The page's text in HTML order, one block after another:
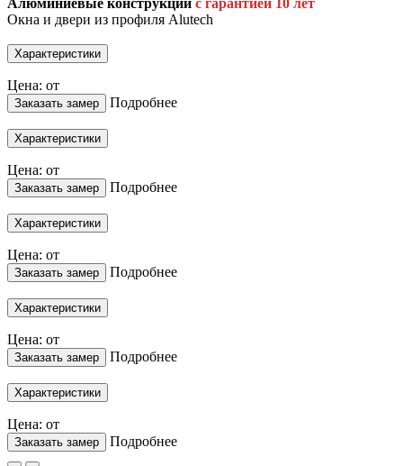
Окна и двери из профиля Alutech
Характеристики
Цена: от
Заказать замер Подробнее
Характеристики
Цена: от
Заказать замер Подробнее
Характеристики
Цена: от
Заказать замер Подробнее
Характеристики
Цена: от
Заказать замер Подробнее
Характеристики
Цена: от
Заказать замер Подробнее